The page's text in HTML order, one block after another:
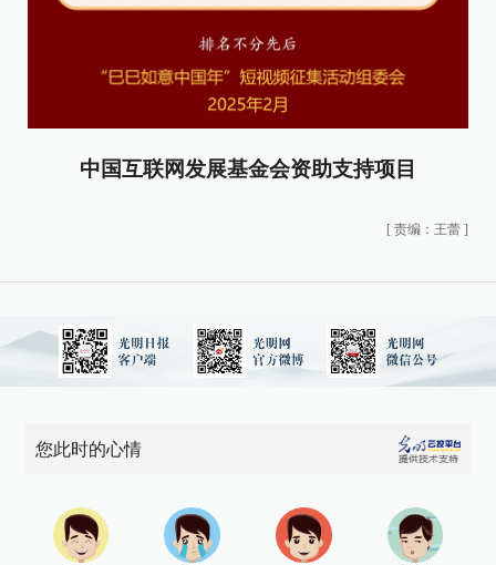
中国互联网发展基金会资助支持项目
[ 责编：王蕾 ]
您此时的心情